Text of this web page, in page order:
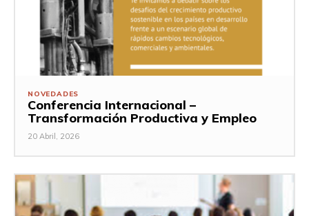
NOVEDADES
Conferencia Internacional –
Transformación Productiva y Empleo
20 Abril, 2026